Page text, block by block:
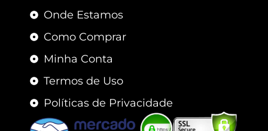
Onde Estamos
Como Comprar
Minha Conta
Termos de Uso
Políticas de Privacidade